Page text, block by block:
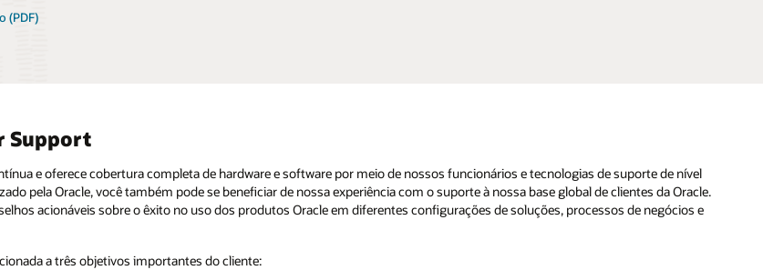
(PDF)
Support
e oferece cobertura completa de hardware e software por meio de nossos funcionários e tecnologias de suporte de nível
pela Oracle, você também pode se beneficiar de nossa experiência com o suporte à nossa base global de clientes da Oracle.
acionáveis sobre o êxito no uso dos produtos Oracle em diferentes configurações de soluções, processos de negócios e
a três objetivos importantes do cliente: